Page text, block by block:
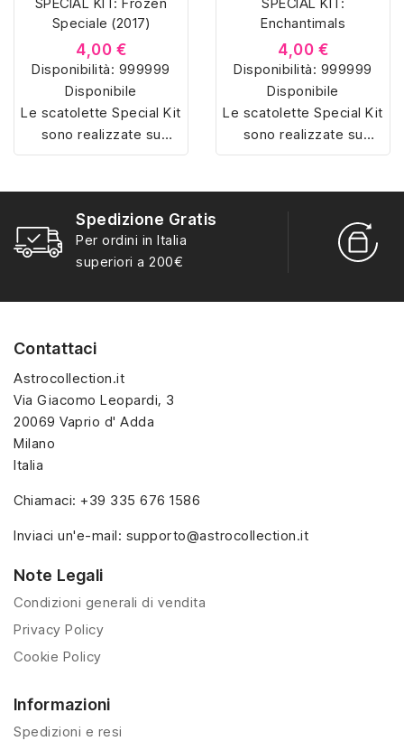
Speciale (2017)
4,00 €
Disponibilità: 999999
Disponibile
Le scatolette Special Kit
sono realizzate su
misura con materiali di
vellutino rosso e offrono
soluzioni eleganti e
pratiche per organizzare
collezione di sorpresine.
Enchantimals
4,00 €
Disponibilità: 999999
Disponibile
Le scatolette Special Kit
sono realizzate su
misura con materiali di
vellutino rosso e offrono
soluzioni eleganti e
pratiche per organizzare
collezione di sorpresine.
Spedizione Gratis
Per ordini in Italia
superiori a 200€
Contattaci
Astrocollection.it
Via Giacomo Leopardi, 3
20069 Vaprio d' Adda
Milano
Italia
Chiamaci: +39 335 676 1586
Inviaci un'e-mail: supporto@astrocollection.it
Note Legali
Condizioni generali di vendita
Privacy Policy
Cookie Policy
Informazioni
Spedizioni e resi